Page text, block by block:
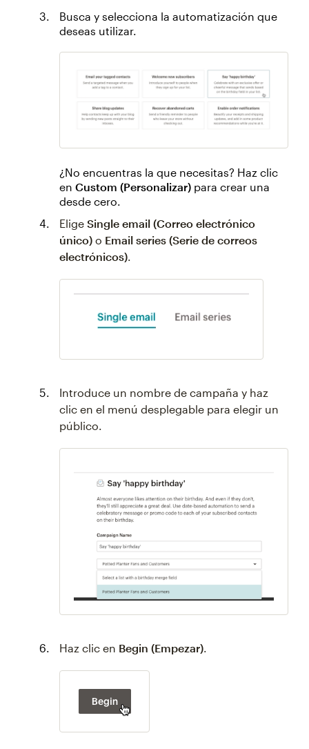
Busca y selecciona la automatización que
deseas utilizar.
¿No encuentras la que necesitas? Haz clic
en Custom (Personalizar) para crear una
desde cero.
Elige Single email (Correo electrónico
único) o Email series (Serie de correos
electrónicos).
Introduce un nombre de campaña y haz
clic en el menú desplegable para elegir un
público.
Haz clic en Begin (Empezar).